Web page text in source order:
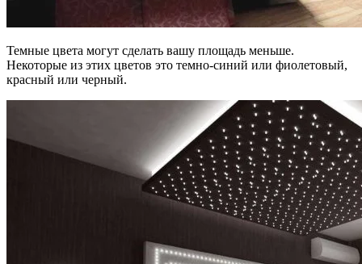
Темные цвета могут сделать вашу площадь меньше.
Некоторые из этих цветов это темно-синий или фиолетовый,
красный или черный.